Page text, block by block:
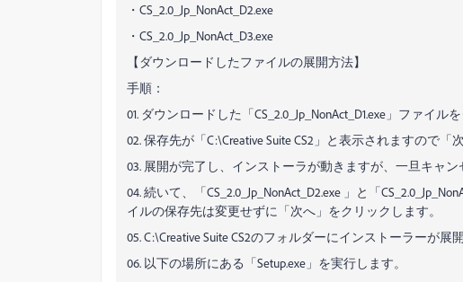
・CS_2.0_Jp_NonAct_D2.exe
・CS_2.0_Jp_NonAct_D3.exe
【ダウンロードしたファイルの展開方法】
手順：
01. ダウンロードした「CS_2.0_Jp_NonAct_D1.exe」ファイル
02. 保存先が「C:\Creative Suite CS2」と表示されますので「
03. 展開が完了し、インストーラが動きますが、一旦キャ
04. 続いて、「CS_2.0_Jp_NonAct_D2.exe 」と「
イルの保存先は変更せずに「次へ」をクリックします。
05. C:\Creative Suite CS2のフォルダーにインストーラーが展
06. 以下の場所にある「Setup.exe」を実行します。